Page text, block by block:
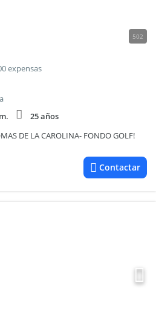
502
expensas
25 años
DE LA CAROLINA- FONDO GOLF!
Contactar